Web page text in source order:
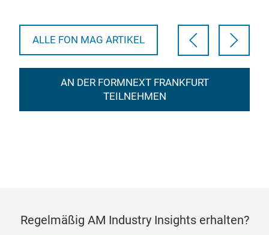
ALLE FON MAG ARTIKEL
AN DER FORMNEXT FRANKFURT
TEILNEHMEN
Regelmäßig AM Industry Insights erhalten?